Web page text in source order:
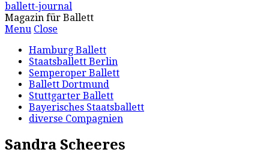
ballett-journal
Magazin für Ballett
Menu Close
Hamburg Ballett
Staatsballett Berlin
Semperoper Ballett
Ballett Dortmund
Stuttgarter Ballett
Bayerisches Staatsballett
diverse Compagnien
Sandra Scheeres